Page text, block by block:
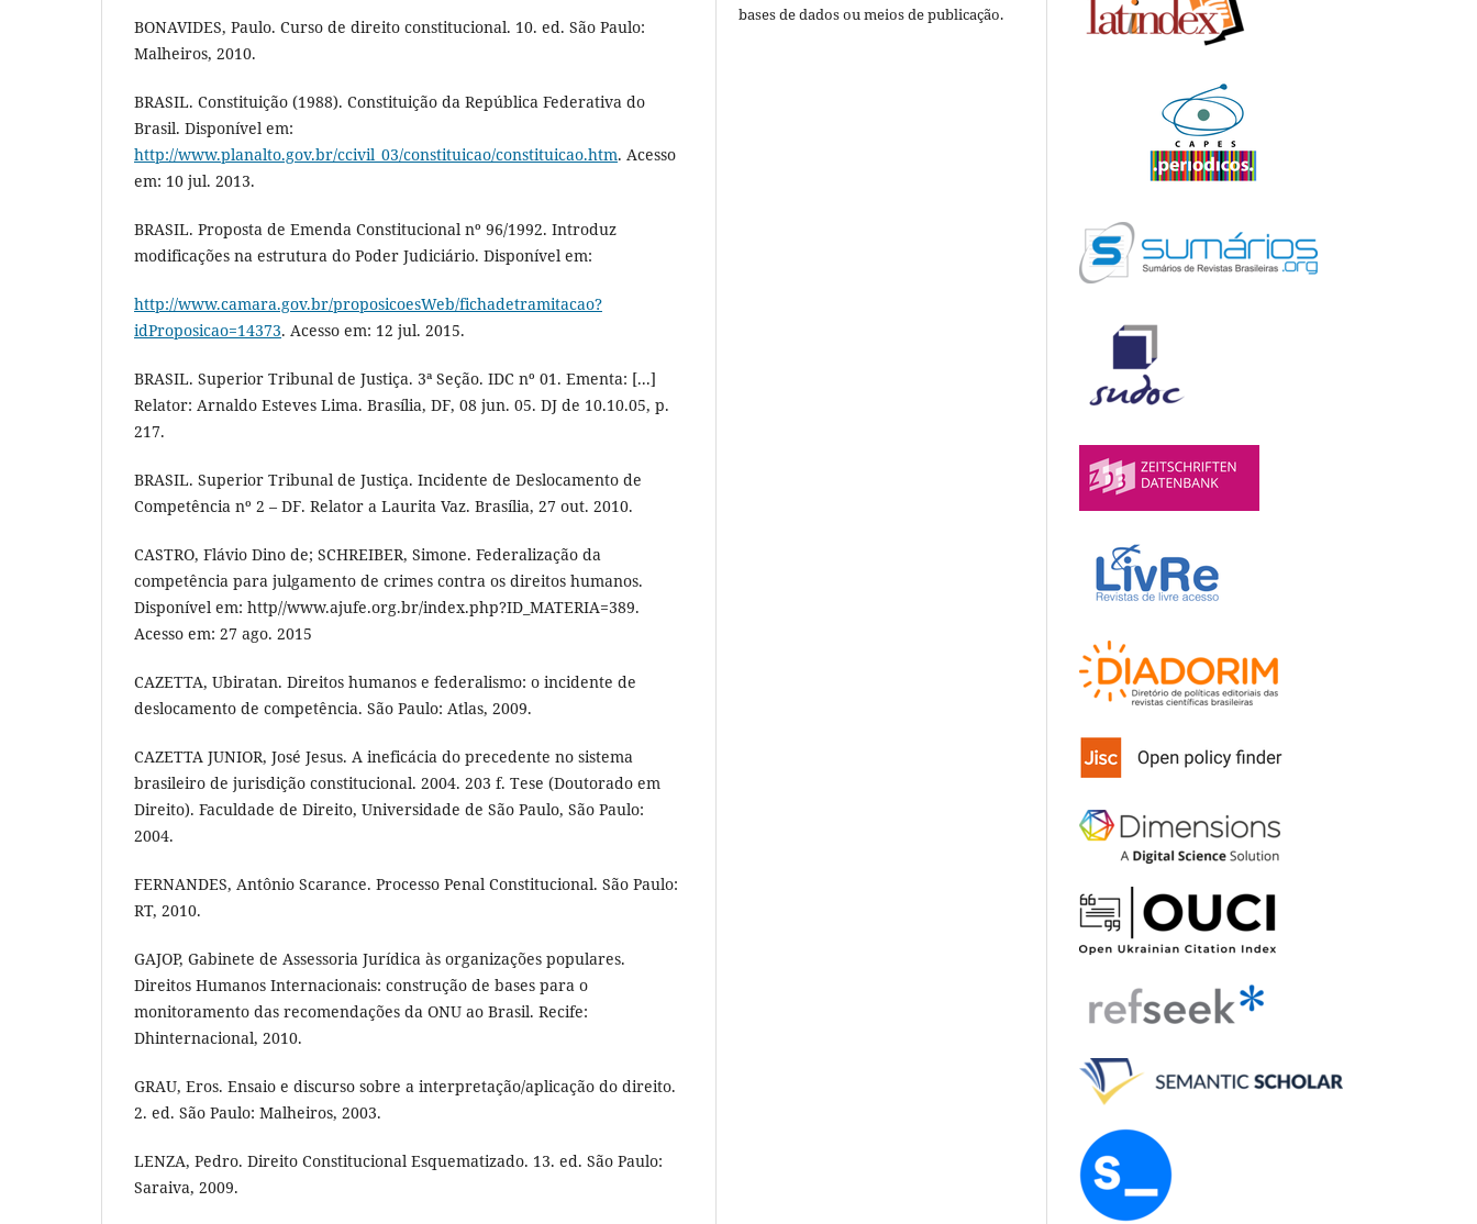
BONAVIDES, Paulo. Curso de direito constitucional. 10. ed. São Paulo:
Malheiros, 2010.
BRASIL. Constituição (1988). Constituição da República Federativa do
Brasil. Disponível em:
http://www.planalto.gov.br/ccivil_03/constituicao/constituicao.htm. Acesso
em: 10 jul. 2013.
BRASIL. Proposta de Emenda Constitucional nº 96/1992. Introduz
modificações na estrutura do Poder Judiciário. Disponível em:
http://www.camara.gov.br/proposicoesWeb/fichadetramitacao?
idProposicao=14373. Acesso em: 12 jul. 2015.
BRASIL. Superior Tribunal de Justiça. 3ª Seção. IDC nº 01. Ementa: [...]
Relator: Arnaldo Esteves Lima. Brasília, DF, 08 jun. 05. DJ de 10.10.05, p.
217.
BRASIL. Superior Tribunal de Justiça. Incidente de Deslocamento de
Competência nº 2 – DF. Relator a Laurita Vaz. Brasília, 27 out. 2010.
CASTRO, Flávio Dino de; SCHREIBER, Simone. Federalização da
competência para julgamento de crimes contra os direitos humanos.
Disponível em: http//www.ajufe.org.br/index.php?ID_MATERIA=389.
Acesso em: 27 ago. 2015
CAZETTA, Ubiratan. Direitos humanos e federalismo: o incidente de
deslocamento de competência. São Paulo: Atlas, 2009.
CAZETTA JUNIOR, José Jesus. A ineficácia do precedente no sistema
brasileiro de jurisdição constitucional. 2004. 203 f. Tese (Doutorado em
Direito). Faculdade de Direito, Universidade de São Paulo, São Paulo:
2004.
FERNANDES, Antônio Scarance. Processo Penal Constitucional. São Paulo:
RT, 2010.
GAJOP, Gabinete de Assessoria Jurídica às organizações populares.
Direitos Humanos Internacionais: construção de bases para o
monitoramento das recomendações da ONU ao Brasil. Recife:
Dhinternacional, 2010.
GRAU, Eros. Ensaio e discurso sobre a interpretação/aplicação do direito.
2. ed. São Paulo: Malheiros, 2003.
LENZA, Pedro. Direito Constitucional Esquematizado. 13. ed. São Paulo:
Saraiva, 2009.
bases de dados ou meios de publicação.